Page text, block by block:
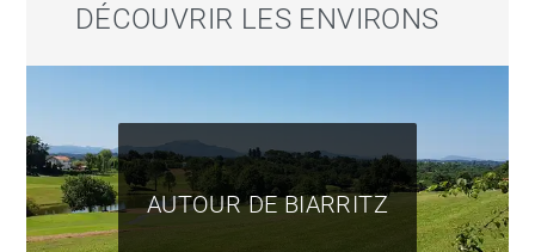
DÉCOUVRIR LES ENVIRONS
AUTOUR DE BIARRITZ